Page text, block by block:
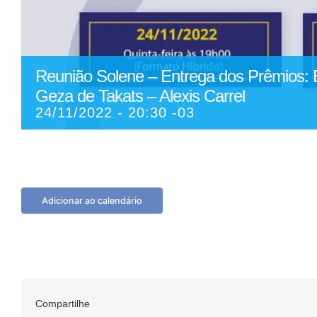
Reunião Solene – Entrega dos
Geza de Takats – Alexis Carrel
24/11/2022 - 20:30 -03
Adicionar ao calendário
Compartilhe